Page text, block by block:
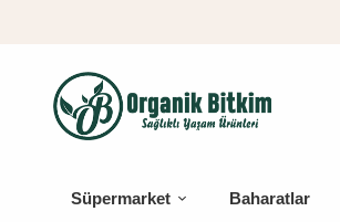
Süpermarket Baharatlar